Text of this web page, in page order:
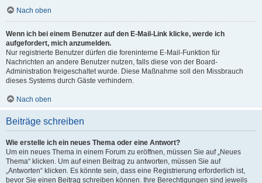
Nach oben
Wenn ich bei einem Benutzer auf den E-Mail-Link klicke, werde ich
aufgefordert, mich anzumelden.
Nur registrierte Benutzer dürfen die foreninterne E-Mail-Funktion für
Nachrichten an andere Benutzer nutzen, falls diese von der Board-
Administration freigeschaltet wurde. Diese Maßnahme soll den Missbrauch
dieses Systems durch Gäste verhindern.
Nach oben
Beiträge schreiben
Wie erstelle ich ein neues Thema oder eine Antwort?
Um ein neues Thema in einem Forum zu eröffnen, müssen Sie auf „Neues
Thema“ klicken. Um auf einen Beitrag zu antworten, müssen Sie auf
„Antworten“ klicken. Es könnte sein, dass eine Registrierung erforderlich ist,
bevor Sie einen Beitrag schreiben können. Ihre Berechtigungen sind jeweils